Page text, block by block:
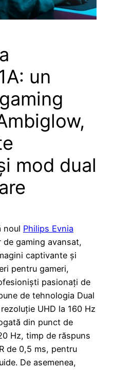
un
mod dual
noul Philips Evnia
de gaming avansat,
captivante și
pentru gameri,
pasionați de
de tehnologia Dual
UHD la 160 Hz
din punct de
Hz, timp de răspuns
de 0,5 ms, pentru
De asemenea,